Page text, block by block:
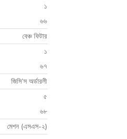
১
৬৬
বেঞ্চ ফিটার
১
৬৭
জিসি’স অর্ডারলী
৫
৬৮
মেশন (এসএস-২)